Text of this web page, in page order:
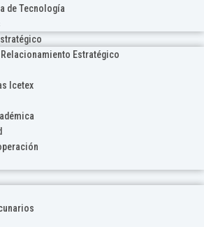
de Tecnología
Estratégico
Icetex